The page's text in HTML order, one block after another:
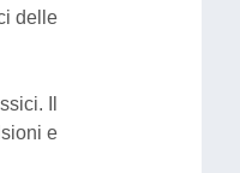
delle
Il
e